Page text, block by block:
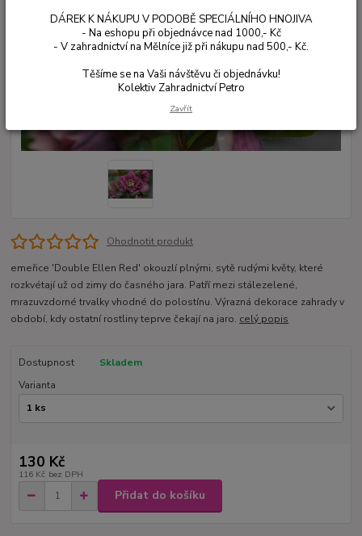
Ohodnotit produkt
emeřice 'Double Ellen Red' okouzlí plnými, sytě rudými květy, které
rozkvétají už od zimy do časného jara. Patří mezi stálezelené,
mrazuvzdorné trvalky vhodné do polostínu. Výrazná dekorace zahrady v
období, kdy ostatní rostliny teprve čekají na jaro. celý popis
Dostupnost
Skladem
Varianta
130 Kč
116 Kč bez DPH
Přidat do košíku
DÁREK K NÁKUPU V PODOBĚ SPECIÁLNÍHO HNOJIVA
- Na eshopu při objednávce nad 1000,- Kč
- V zahradnictví na Mělníce již při nákupu nad 500,- Kč.
Těšíme se na Vaši návštěvu či objednávku!
Kolektiv Zahradnictví Petro
Zavřít